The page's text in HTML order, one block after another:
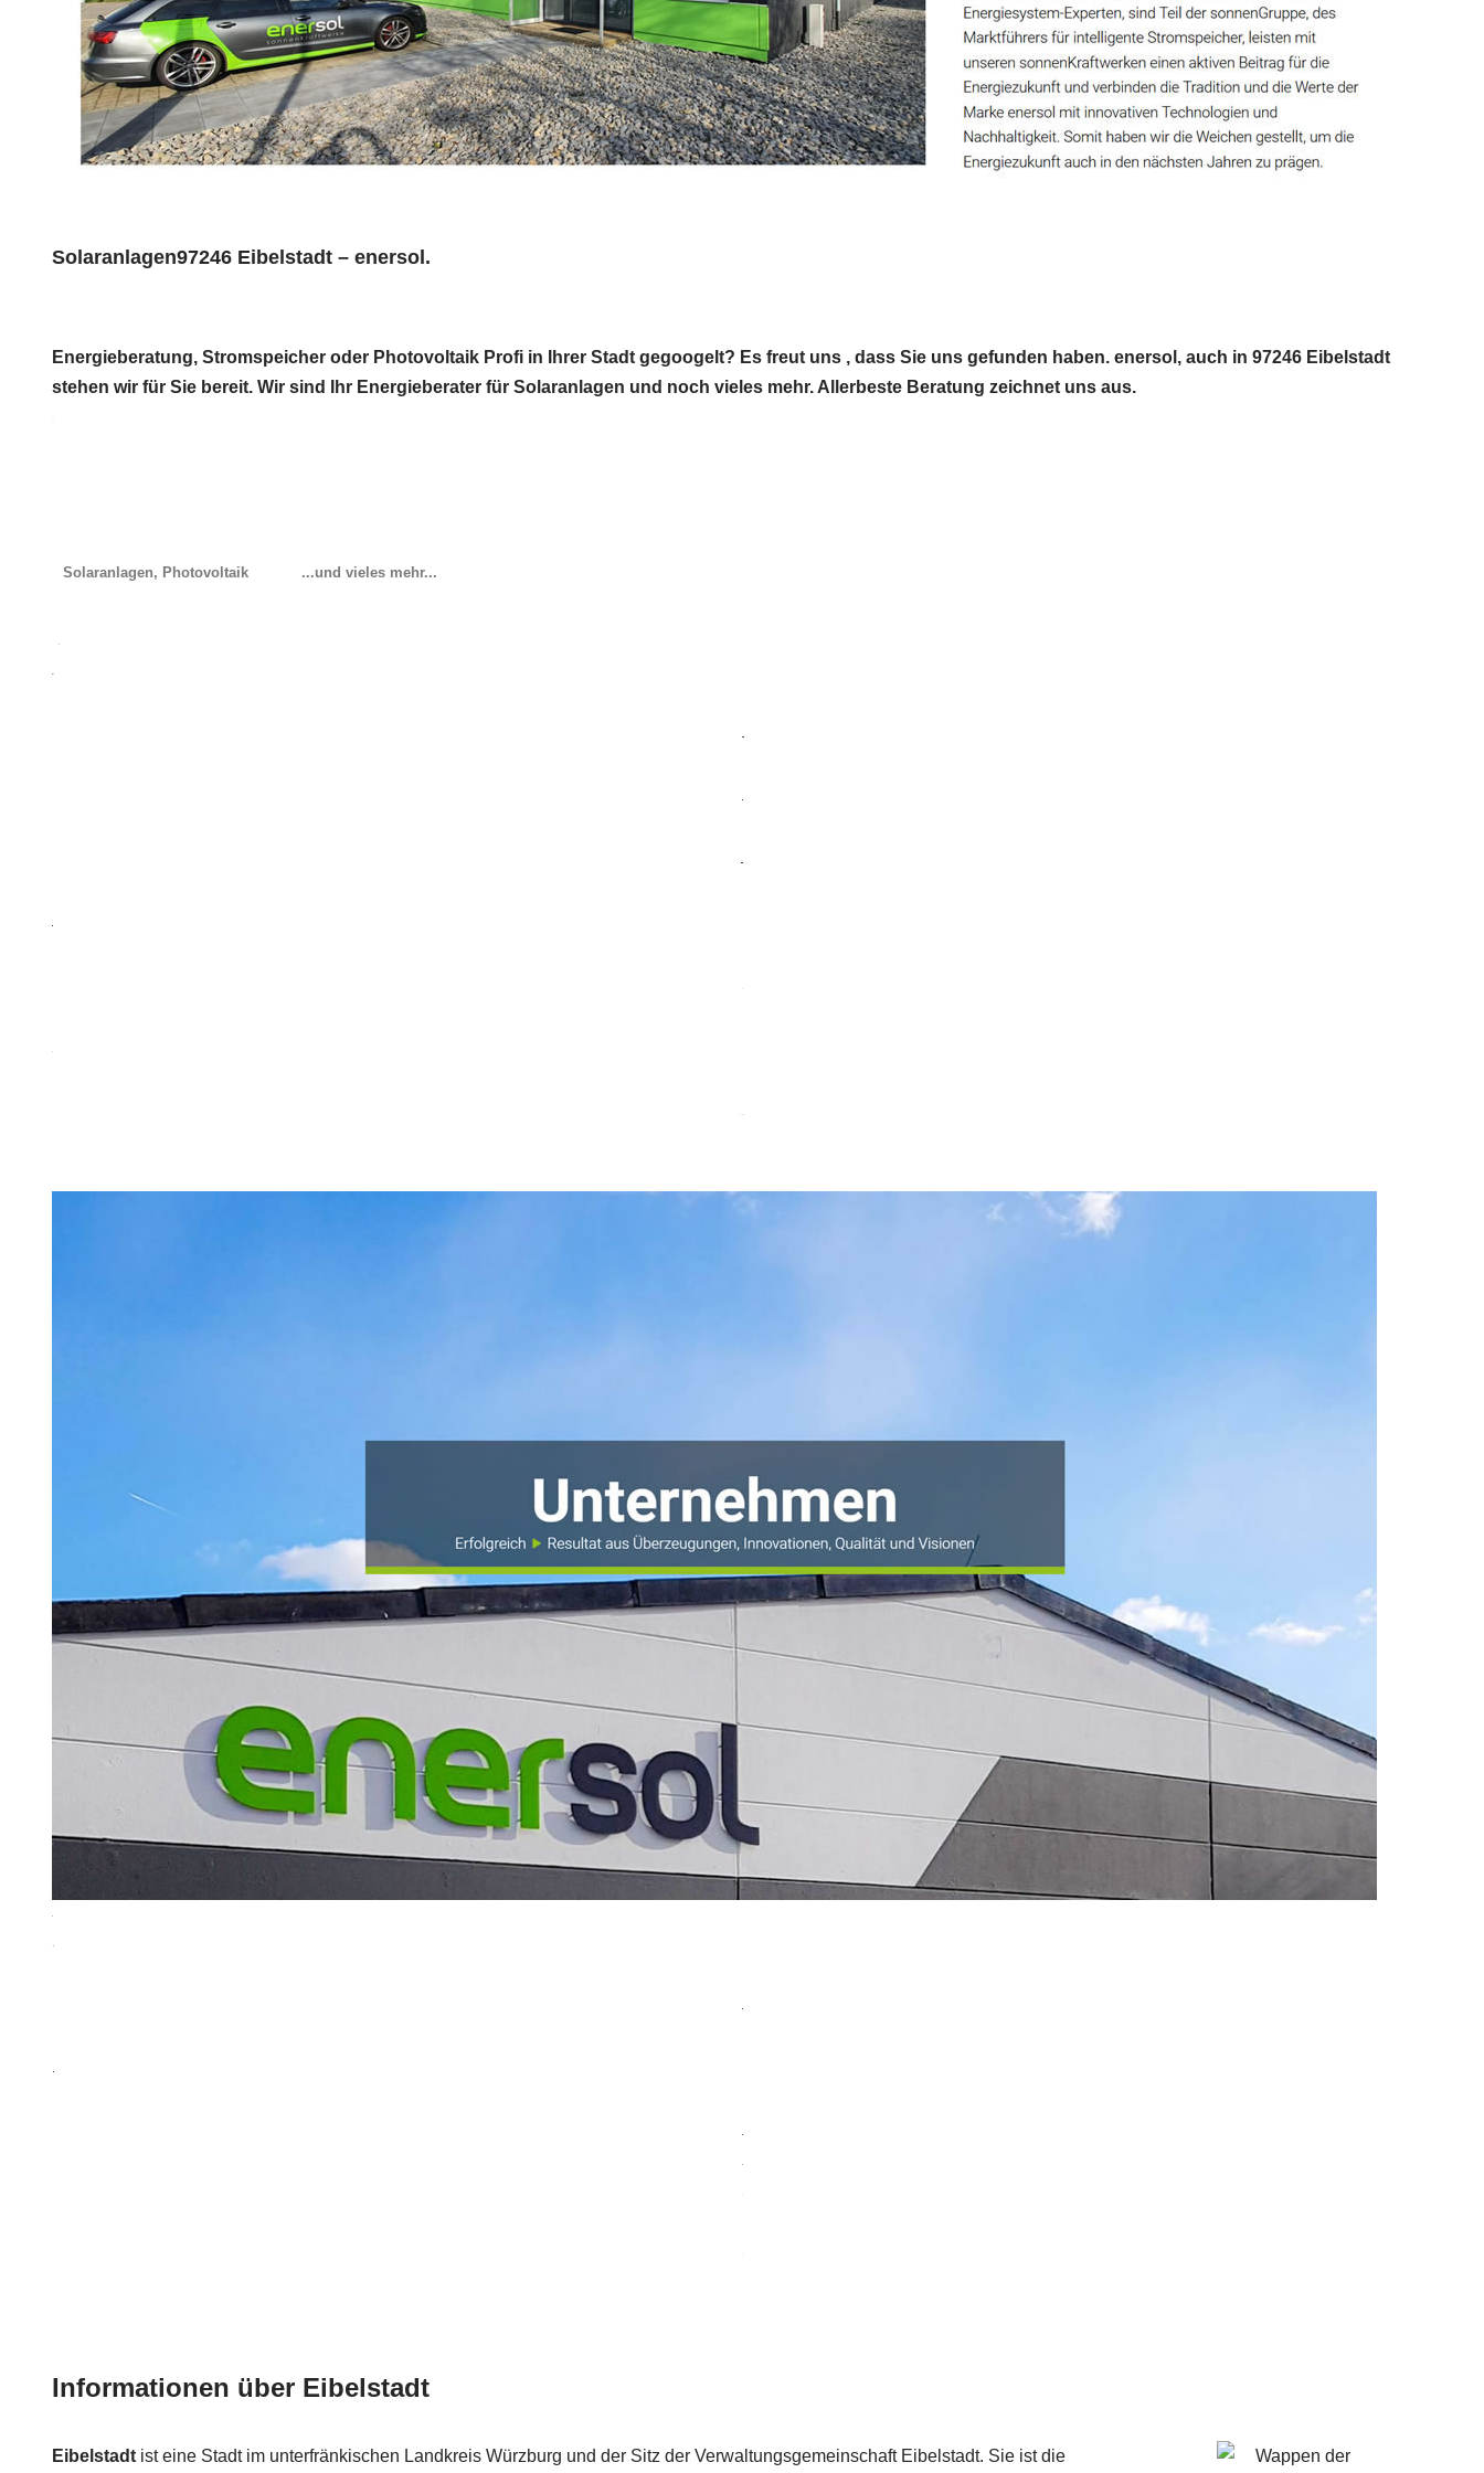
Solaranlagen97246 Eibelstadt – enersol.
Energieberatung, Stromspeicher oder Photovoltaik Profi in Ihrer Stadt gegoogelt? Es freut uns , dass Sie uns gefunden haben. enersol, auch in 97246 Eibelstadt
stehen wir für Sie bereit. Wir sind Ihr Energieberater für Solaranlagen und noch vieles mehr. Allerbeste Beratung zeichnet uns aus.
Solaranlagen, Photovoltaik ...und vieles mehr...
Informationen über Eibelstadt
Eibelstadt ist eine Stadt im unterfränkischen Landkreis Würzburg und der Sitz der Verwaltungsgemeinschaft Eibelstadt. Sie ist die